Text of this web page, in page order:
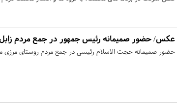
عکس/ حضور صمیمانه رئیس جمهور در جمع مردم
حضور صمیمانه حجت الاسلام رئیسی در جمع مردم روستای مرزی